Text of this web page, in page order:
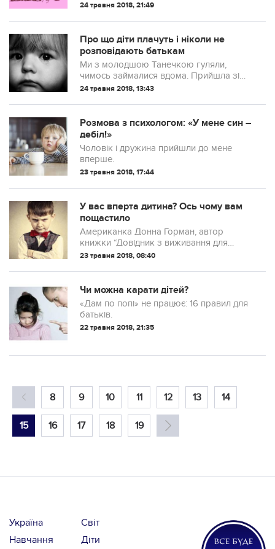
24 травня 2018, 21:49
Про що діти плачуть і ніколи не
розповідають батькам
Ми з молодшою ​​Танечкою гуляли,
чимось займалися вдома. Прийшла зі
школи Варя, трохи пізніше з саду дві
дівчата чомусь посварилися,
розкричалися, я «гаркнула», щоб
заспокоїлися. Загалом, звичайна історія.
24 травня 2018, 13:43
Розмова з психологом: «У мене син –
дебіл!»
Чоловік і дружина прийшли до мене
вперше.
23 травня 2018, 17:44
У вас вперта дитина? Ось чому вам
пощастило
Американка Донна Горман, автор
книжки “Довідник з виживання для
дружини дипломата”, поділилась одним
ситуацією, яка сталась багато років тому
в дитячому садочку з її дочкою Ейнслі.
23 травня 2018, 08:40
Чи можна карати дітей?
«Дам по попі» не працює: 16 правил для
батьків.
22 травня 2018, 21:35
8 9 10 11 12 13 14
15 16 17 18 19
Україна
Світ
Навчання
Діти